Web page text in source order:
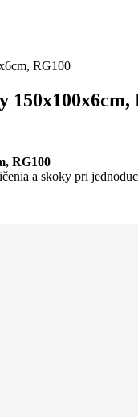
RG100
150x100x6cm,
RG100​
a skoky pri